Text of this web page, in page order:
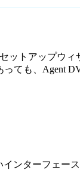
ットアップウ
ても、Agent
ンターフェー